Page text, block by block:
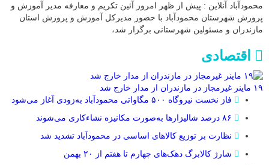
محمودآباد آنلاین : پیش از ظهر امروز آئین تکریم و معارفه مدیر آموزش و
پرورش شهرستان محمودآباد با حضور مدیرکل آموزش و پرورش استان
مازندران و مسئولین شهرستانی برگزار شد،
اقتصادی
۱۹ ماینر غیرمجاز در مازندران از مدار خارج شد
فاز نخست نیروگاه ۵۰۰ مگاواتی محمودآباد به‌زودی آغاز می‌شود
نظارت بر توزیع کالا‌های اساسی در محمودآباد تشدید شد
شارژ کالابرگ دهک‌های چهارم تا هفتم از ۲۰ بهمن